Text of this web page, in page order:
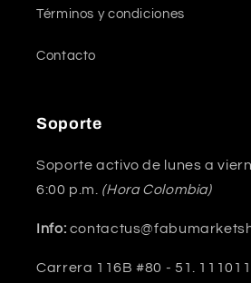
Términos y condiciones
Contacto
Soporte
Soporte activo de lunes a
6:00 p.m. (Hora Colombia)
Info:
Carrera 116B #80 - 51.